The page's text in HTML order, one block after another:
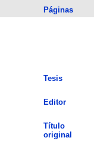
Páginas
Tesis
Editor
Título
original